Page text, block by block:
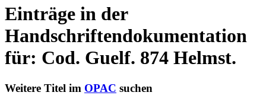
Einträge in der
Handschriftendokumentation
für: Cod. Guelf. 874 Helmst.
Weitere Titel im OPAC suchen